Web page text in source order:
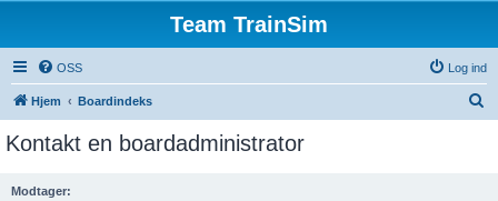
Team TrainSim
OSS Log ind
Hjem Boardindeks
Kontakt en boardadministrator
Modtager: